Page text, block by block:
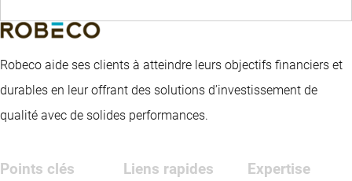
Robeco aide ses clients à atteindre leurs objectifs financiers et
durables en leur offrant des solutions d’investissement de
qualité avec de solides performances.
Points clés Liens rapides Expertise